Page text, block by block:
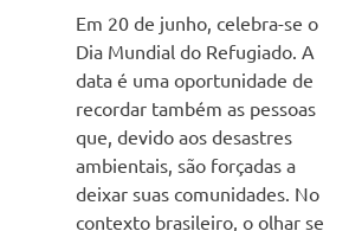
Em 20 de junho, celebra-se o
Dia Mundial do Refugiado. A
data é uma oportunidade de
recordar também as pessoas
que, devido aos desastres
ambientais, são forçadas a
deixar suas comunidades. No
contexto brasileiro, o olhar se